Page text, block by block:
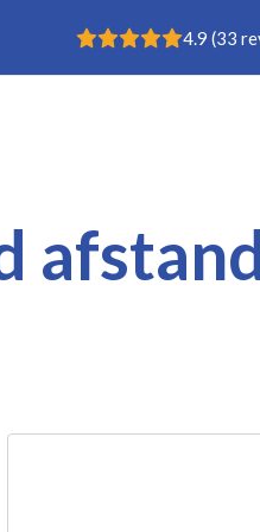
Buisklem
Rating: 4.9 4.9 (33